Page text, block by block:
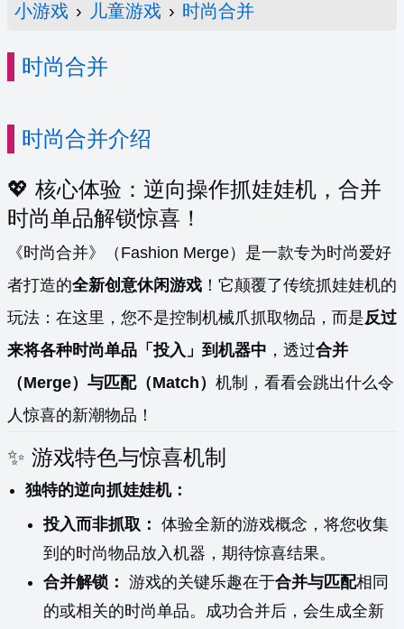
小游戏 › 儿童游戏 › 时尚合并
时尚合并
时尚合并介绍
💖 核心体验：逆向操作抓娃娃机，合并
时尚单品解锁惊喜！
《时尚合并》（Fashion Merge）是一款专为时尚爱好
者打造的全新创意休闲游戏 ！它颠覆了传统抓娃娃机的
玩法：在这里，您不是控制机械爪抓取物品，而是反过
来将各种时尚单品「投入」到机器中 ，透过合并
（Merge）与匹配（Match） 机制，看看会跳出什么令
人惊喜的新潮物品！
✨ 游戏特色与惊喜机制
独特的逆向抓娃娃机：
投入而非抓取： 体验全新的游戏概念，将您收集
到的时尚物品放入机器，期待惊喜结果。
合并解锁： 游戏的关键乐趣在于合并与匹配相同
的或相关的时尚单品。成功合并后，会生成全新